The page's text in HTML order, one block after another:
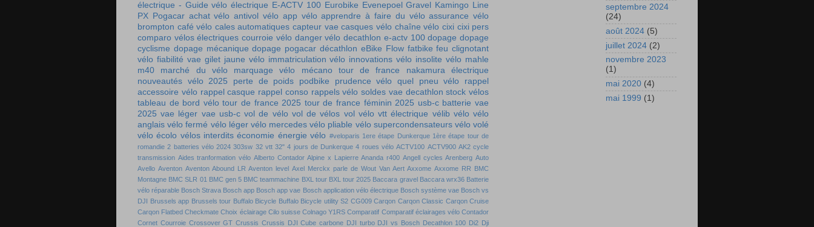
électrique - Guide vélo électrique E-ACTV 100 Eurobike Evenepoel Gravel Kamingo Line
PX Pogacar achat vélo antivol vélo app vélo apprendre à faire du vélo assurance vélo
brompton café vélo cales automatiques capteur vae casques vélo chaîne vélo cixi cixi pers
comparo vélos électriques courroie vélo danger vélo decathlon e-actv 100 dopage dopage
cyclisme dopage mécanique dopage pogacar décathlon eBike Flow fatbike feu clignotant
vélo fiabilité vae gilet jaune vélo immatriculation vélo innovations vélo insolite vélo mahle
m40
marché du vélo marquage vélo mécano tour de france
nakamura électrique
nouveautés vélo 2025
perte de poids podbike prudence vélo quel pneu vélo
rappel
accessoire vélo rappel casque rappel conso rappels vélo soldes vae decathlon stock vélos
tableau de bord vélo tour de france 2025 tour de france féminin 2025 usb-c batterie vae
2025 vae léger vae usb-c vol de vélo vol de vélos vol vélo vtt électrique vélib vélo vélo
anglais vélo fermé vélo léger vélo mercedes vélo pliable vélo supercondensateurs vélo volé
vélo écolo vélos interdits économie énergie vélo #veloparis 1ere étape Dunkerque 1ère étape tour de
romandie 2 batteries vélo 2024 303sw 32 vtt 32" 4 jours de Dunkerque 4 roues vélo ACTV100 ACTV900 AK2 cycle
transmission Aides tranformation vélo Alberto Contador Alpine x Lapierre Ananda r400 Angell cycles Arenberg Auto
Avello Aventon Aventon Abound LR Aventon level Axel Merckx parle de Wout Van Aert Axxome Axxome RR BMC
Montagne BMC SLR 01 BMC gen 5 BMC teammachine BXL tour BXL tour 2025 Baccara gravel Baccara wrx36 Batterie
vélo réparable Bosch Strava Bosch app Bosch app vae Bosch application vélo électrique Bosch système vae Bosch vs
DJI Brussels app Brussels tour Buffalo Bicycle Buffalo Bicycle utility S2 CG009 Carqon Carqon Classic Carqon Cruise
Carqon Flatbed Checkmate Choix éclairage Cilo suisse Colnago Y1RS Comparatif Comparatif éclairages vélo Contador
Cornet Courroie Crossover GT Crussis Crussis DJI Cube carbone DJI turbo DJI vs Bosch Decathlon 100 Di2 Dji
septembre 2024
(24)
août 2024 (5)
juillet 2024 (2)
novembre 2023
(1)
mai 2020 (4)
mai 1999 (1)